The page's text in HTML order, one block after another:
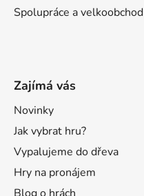
Spolupráce a velkoobchod
Zajímá vás
Novinky
Jak vybrat hru?
Vypalujeme do dřeva
Hry na pronájem
Blog o hrách